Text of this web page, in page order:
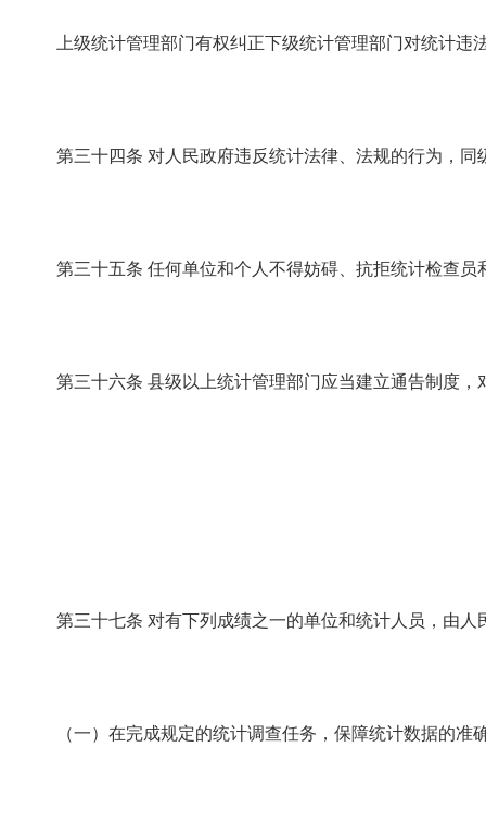
上级统计管理部门有权纠正下级统计管理部门对统计违
第三十四条 对人民政府违反统计法律、法规的行为，
第三十五条 任何单位和个人不得妨碍、抗拒统计检查
第三十六条 县级以上统计管理部门应当建立通告制度
第三十七条 对有下列成绩之一的单位和统计人员，由
（一）在完成规定的统计调查任务，保障统计数据的准